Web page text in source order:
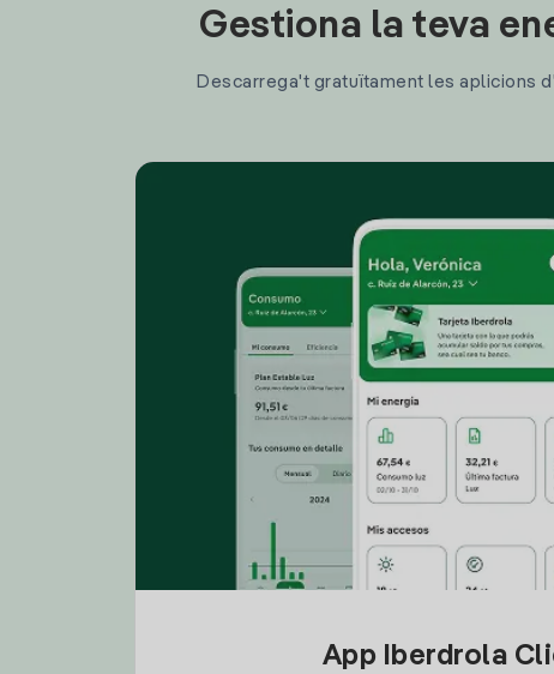
Gestiona la teva
Descarrega't gratuïtament les aplicions
App Iberdrola